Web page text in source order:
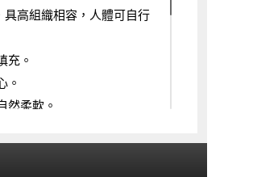
高組織相容，人體可自行
充。
。
然柔軟。
全施打。